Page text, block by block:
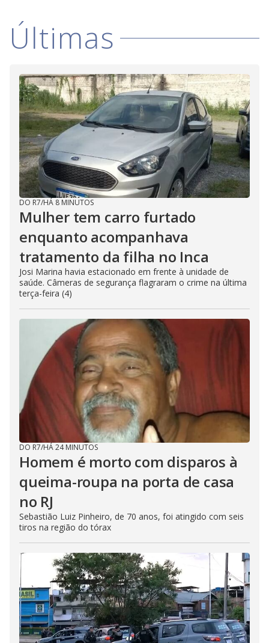
Últimas
DO R7/HÁ 8 MINUTOS
Mulher tem carro furtado
enquanto acompanhava
tratamento da filha no Inca
Josi Marina havia estacionado em frente à unidade de
saúde. Câmeras de segurança flagraram o crime na última
terça-feira (4)
DO R7/HÁ 24 MINUTOS
Homem é morto com disparos à
queima-roupa na porta de casa
no RJ
Sebastião Luiz Pinheiro, de 70 anos, foi atingido com seis
tiros na região do tórax